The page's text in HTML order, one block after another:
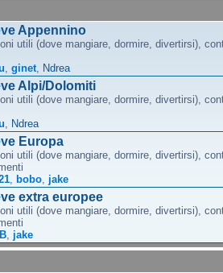
Appennino
utili (dove mangiare, dormire, divertirsi),
ginet Ndrea
Alpi/Dolomiti
utili (dove mangiare, dormire, divertirsi),
Ndrea
Europa
utili (dove mangiare, dormire, divertirsi),
bobo jake
extra europee
utili (dove mangiare, dormire, divertirsi),
jake